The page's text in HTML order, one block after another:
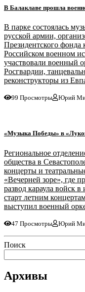
В Балаклаве прошла
В парке состоялась
русской армии,
Президентского
Российском военном
участвовали военный
Росгвардии,
реконструкторы из
99 Просмотры Юрий
«Музыка Победы» в
Региональное
общества в
концерты и
«Вечерней зоре», где
развод караула войск
старт летним
выступил военный
47 Просмотры Юрий
Поиск
Архивы